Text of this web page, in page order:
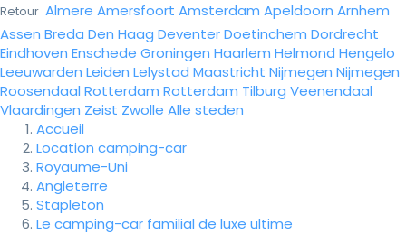
Retour Almere Amersfoort Amsterdam Apeldoorn Arnhem
Assen Breda Den Haag DeventerDoetinchem Dordrecht
Eindhoven Enschede Groningen Haarlem Helmond Hengelo
Leeuwarden Leiden Lelystad Maastricht Nijmegen Nijmegen
Roosendaal Rotterdam Rotterdam Tilburg Veenendaal
Vlaardingen Zeist Zwolle Alle steden
Accueil
Location camping-car
Royaume-Uni
Angleterre
Stapleton
Le camping-car familial de luxe ultime